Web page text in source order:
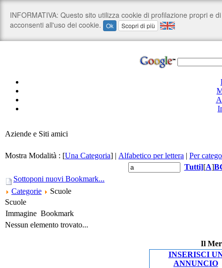
Aziende e Siti amici
Mostra Modalità : [Una Categoria] | Alfabetico per lettera | Per
Tutti][A]B
Sottoponi nuovi Bookmark...
Categorie
Scuole
Scuole
Immagine Bookmark
Nessun elemento trovato...
Il
INSERISCI
ANNUNCIO